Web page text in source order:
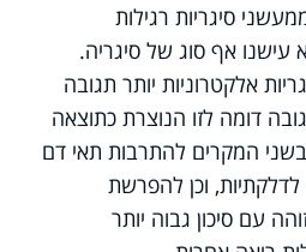
סיגריות רגילות
אף סוג של סיגריה.
אלקטרוניות יותר תגובה
דומה לזו הנוצרת כתוצאה
בשני המקרים להתרבות תאי דם
לדלקתיות, וכן להפרשת
עם סיכון גבוה יותר